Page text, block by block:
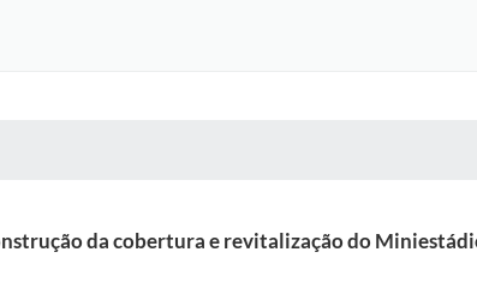
da cobertura e revitalização do